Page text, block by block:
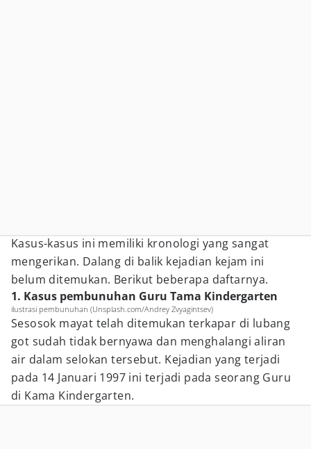
Kasus-kasus ini memiliki kronologi yang sangat
mengerikan. Dalang di balik kejadian kejam ini
belum ditemukan. Berikut beberapa daftarnya.
1. Kasus pembunuhan Guru Tama Kindergarten
ilustrasi pembunuhan (Unsplash.com/Andrey Zvyagintsev)
Sesosok mayat telah ditemukan terkapar di lubang
got sudah tidak bernyawa dan menghalangi aliran
air dalam selokan tersebut. Kejadian yang terjadi
pada 14 Januari 1997 ini terjadi pada seorang Guru
di Kama Kindergarten.